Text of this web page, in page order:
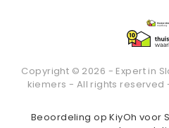
Copyright © 2026 - Expert in
kiemers - All rights reserved
Beoordeling opKiyOh voor